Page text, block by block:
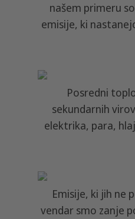
našem primeru
emisije, ki
Posredni
sekundarnih
elektrika, para,
Emisije, ki jih ne
vendar smo zanje